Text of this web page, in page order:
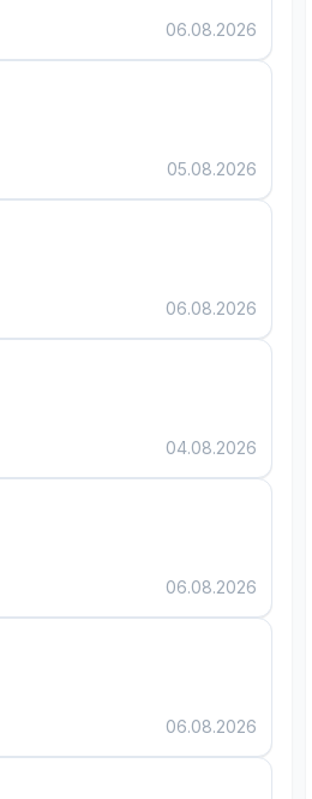
06.08.2026
05.08.2026
06.08.2026
04.08.2026
06.08.2026
06.08.2026